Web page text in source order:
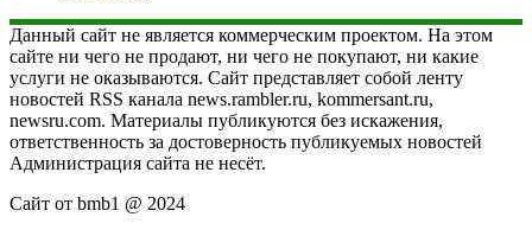
Данный сайт не является коммерческим проектом. На этом
сайте ни чего не продают, ни чего не покупают, ни какие
услуги не оказываются. Сайт представляет собой ленту
новостей RSS канала news.rambler.ru, kommersant.ru,
newsru.com. Материалы публикуются без искажения,
ответственность за достоверность публикуемых новостей
Администрация сайта не несёт.
Сайт от bmb1 @ 2024